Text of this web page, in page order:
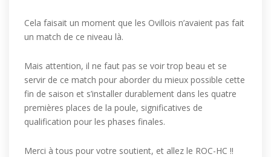
Cela faisait un moment que les Ovillois n’avaient pas fait
un match de ce niveau là.
Mais attention, il ne faut pas se voir trop beau et se
servir de ce match pour aborder du mieux possible cette
fin de saison et s’installer durablement dans les quatre
premières places de la poule, significatives de
qualification pour les phases finales.
Merci à tous pour votre soutient, et allez le ROC-HC !!